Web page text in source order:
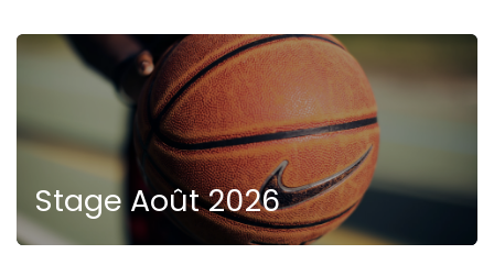
Stage Août 2026